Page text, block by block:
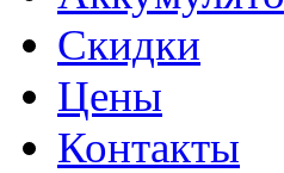
Скидки
Цены
Контакты